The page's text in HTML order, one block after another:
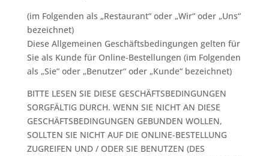
(im Folgenden als „Restaurant“ oder „Wir“ oder „Uns“
bezeichnet)
Diese Allgemeinen Geschäftsbedingungen gelten für
Sie als Kunde für Online-Bestellungen (im Folgenden
als „Sie“ oder „Benutzer“ oder „Kunde“ bezeichnet)
BITTE LESEN SIE DIESE GESCHÄFTSBEDINGUNGEN
SORGFÄLTIG DURCH. WENN SIE NICHT AN DIESE
GESCHÄFTSBEDINGUNGEN GEBUNDEN WOLLEN,
SOLLTEN SIE NICHT AUF DIE ONLINE-BESTELLUNG
ZUGREIFEN UND / ODER SIE BENUTZEN (DES